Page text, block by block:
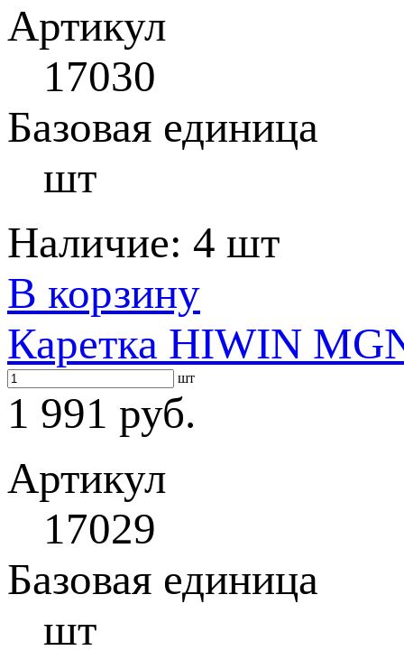
Артикул
17030
Базовая единица
шт
Наличие: 4 шт
В корзину
Каретка HIWIN
шт
1 991 руб.
Артикул
17029
Базовая единица
шт